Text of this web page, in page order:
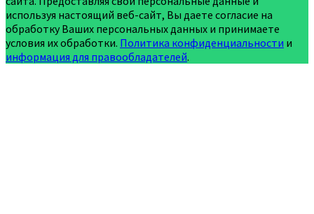
используя настоящий веб-сайт, Вы даете согласие на
обработку Ваших персональных данных и принимаете
условия их обработки. Политика конфиденциальности и
информация для правообладателей.